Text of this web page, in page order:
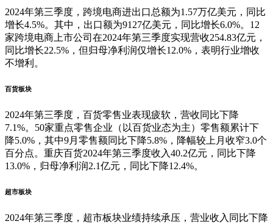
2024年第三季度，跨境电商进出口总额为1.57万亿美元，同比
增长4.5%。其中，出口额为9127亿美元，同比增长6.0%。12
家跨境电商上市公司在2024年第三季度实现营收254.83亿元，
同比增长22.5%，但归母净利润仅增长12.0%，表明行业增收
不增利。
百货板块
2024年第三季度，百货零售业表现疲软，营收同比下降
7.1%。50家重点零售企业（以百货业态为主）零售额累计下
降5.0%，其中9月零售额同比下降5.8%，降幅较上月收窄3.0个
百分点。重庆百货2024年第三季度收入40.2亿元，同比下降
13.0%，归母净利润2.1亿元，同比下降12.4%。
超市板块
2024年第三季度，超市板块业绩持续承压，营业收入同比下降